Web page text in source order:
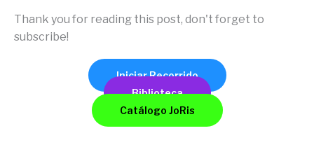
Thank you for reading this post, don't forget to
subscribe!
Iniciar Recorrido
Biblioteca
Catálogo JoRis